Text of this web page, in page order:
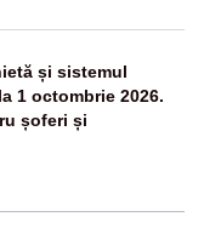
și sistemul
1 octombrie 2026.
șoferi și